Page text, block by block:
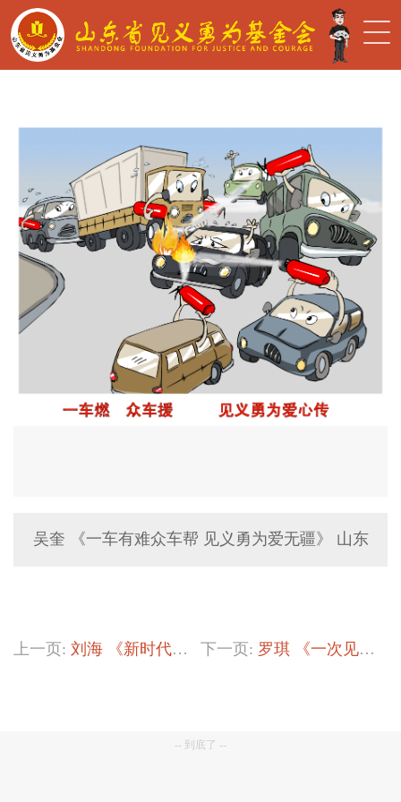
吴奎 《一车有难众车帮 见义勇为爱无疆》 山东
上一页: 刘海 《新时代明星》 下一页: 罗琪 《一次见义勇为胜过百次豪言壮语》
-- 到底了 --